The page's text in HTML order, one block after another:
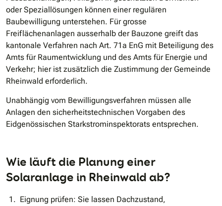
oder Speziallösungen können einer regulären
Baubewilligung unterstehen. Für grosse
Freiflächenanlagen ausserhalb der Bauzone greift das
kantonale Verfahren nach Art. 71a EnG mit Beteiligung des
Amts für Raumentwicklung und des Amts für Energie und
Verkehr; hier ist zusätzlich die Zustimmung der Gemeinde
Rheinwald erforderlich.
Unabhängig vom Bewilligungsverfahren müssen alle
Anlagen den sicherheitstechnischen Vorgaben des
Eidgenössischen Starkstrominspektorats entsprechen.
Wie läuft die Planung einer
Solaranlage in Rheinwald ab?
Eignung prüfen: Sie lassen Dachzustand,